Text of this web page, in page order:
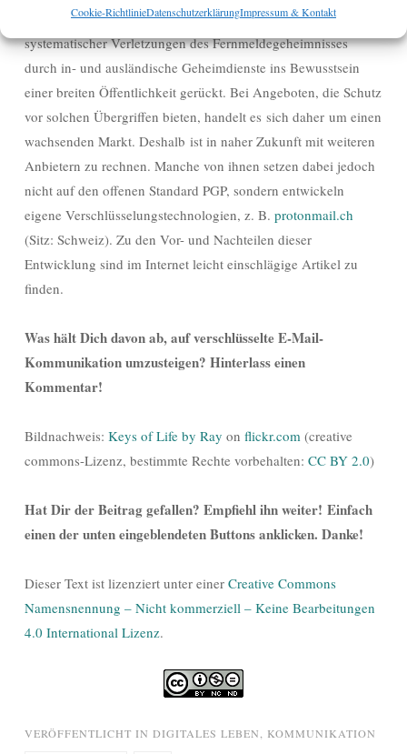
Cookie-RichtlinieDatenschutzerklärungImpressum & Kontakt
E-Mail-Sicherheit ist spätestens seit dem Bekanntwerden
systematischer Verletzungen des Fernmeldegeheimnisses
durch in- und ausländische Geheimdienste ins Bewusstsein
einer breiten Öffentlichkeit gerückt. Bei Angeboten, die Schutz
vor solchen Übergriffen bieten, handelt es sich daher um einen
wachsenden Markt. Deshalb ist in naher Zukunft mit weiteren
Anbietern zu rechnen. Manche von ihnen setzen dabei jedoch
nicht auf den offenen Standard PGP, sondern entwickeln
eigene Verschlüsselungstechnologien, z. B. protonmail.ch
(Sitz: Schweiz). Zu den Vor- und Nachteilen dieser
Entwicklung sind im Internet leicht einschlägige Artikel zu
finden.
Was hält Dich davon ab, auf verschlüsselte E-Mail-
Kommunikation umzusteigen? Hinterlass einen
Kommentar!
Bildnachweis: Keys of Life by Ray on flickr.com (creative
commons-Lizenz, bestimmte Rechte vorbehalten: CC BY 2.0)
Hat Dir der Beitrag gefallen? Empfiehl ihn weiter! Einfach
einen der unten eingeblendeten Buttons anklicken. Danke!
Dieser Text ist lizenziert unter einer Creative Commons
Namensnennung – Nicht kommerziell – Keine Bearbeitungen
4.0 International Lizenz.
VERÖFFENTLICHT IN DIGITALES LEBEN KOMMUNIKATION